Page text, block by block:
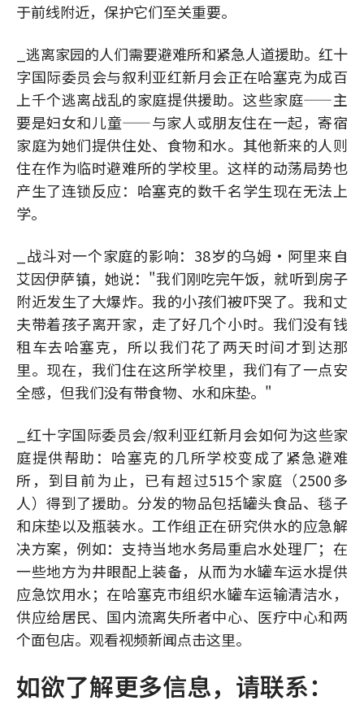
于前线附近，保护它们至关重要。
_逃离家园的人们需要避难所和紧急人道援助。红十
字国际委员会与叙利亚红新月会正在哈塞克为成百
上千个逃离战乱的家庭提供援助。这些家庭——主
要是妇女和儿童——与家人或朋友住在一起，寄宿
家庭为她们提供住处、食物和水。其他新来的人则
住在作为临时避难所的学校里。这样的动荡局势也
产生了连锁反应：哈塞克的数千名学生现在无法上
学。
_战斗对一个家庭的影响：38岁的乌姆·阿里来自
艾因伊萨镇，她说："我们刚吃完午饭，就听到房子
附近发生了大爆炸。我的小孩们被吓哭了。我和丈
夫带着孩子离开家，走了好几个小时。我们没有钱
租车去哈塞克，所以我们花了两天时间才到达那
里。现在，我们住在这所学校里，我们有了一点安
全感，但我们没有带食物、水和床垫。"
_红十字国际委员会/叙利亚红新月会如何为这些家
庭提供帮助：哈塞克的几所学校变成了紧急避难
所，到目前为止，已有超过515个家庭（2500多
人）得到了援助。分发的物品包括罐头食品、毯子
和床垫以及瓶装水。工作组正在研究供水的应急解
决方案，例如：支持当地水务局重启水处理厂；在
一些地方为井眼配上装备，从而为水罐车运水提供
应急饮用水；在哈塞克市组织水罐车运输清洁水，
供应给居民、国内流离失所者中心、医疗中心和两
个面包店。观看视频新闻点击这里。
如欲了解更多信息，请联系：